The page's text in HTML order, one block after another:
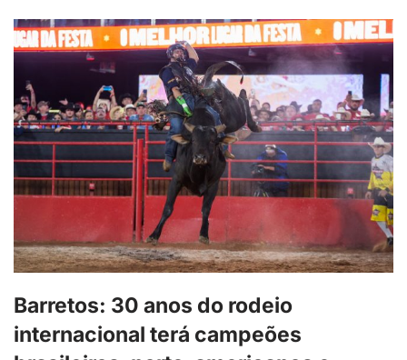
Barretos: 30 anos do rodeio
internacional terá campeões